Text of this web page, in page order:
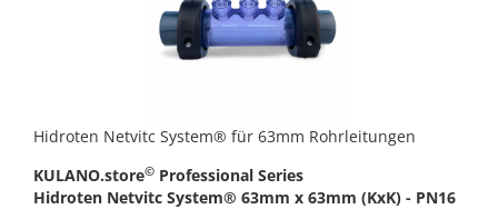
Hidroten Netvitc System® für 63mm Rohrleitungen
KULANO.store© Professional Series
Hidroten Netvitc System® 63mm x 63mm (KxK) - PN16